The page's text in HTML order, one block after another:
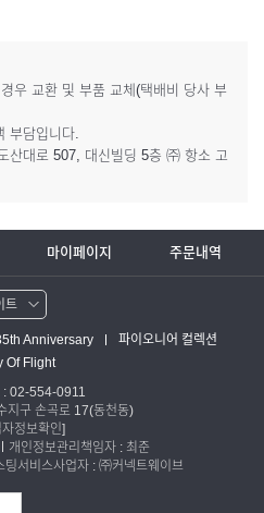
우 교환 및 부품 교체(택배비 당사 부
부담입니다.
산대로 507, 대신빌딩 5층 ㈜ 항소 고
마이페이지 주문내역
트
몰 Anniversary
파이오니어 컬렉션
Of Flight
: 02-554-0911
지구 손곡로 17(동천동)
자정보확인]
개인정보관리책임자 : 최준
팅서비스사업자 : ㈜커넥트웨이브